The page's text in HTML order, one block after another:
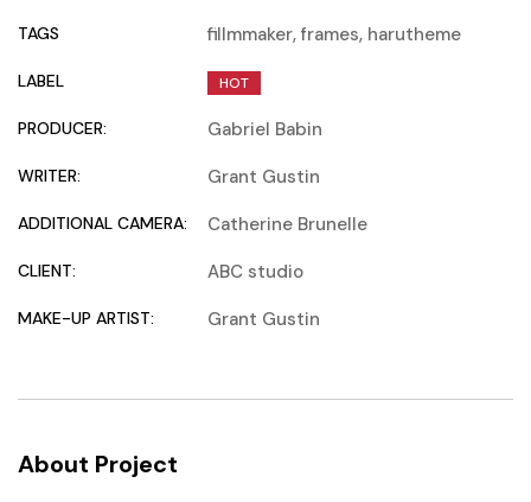
TAGS fillmmaker, frames, harutheme
LABEL HOT
PRODUCER: Gabriel Babin
WRITER: Grant Gustin
ADDITIONAL CAMERA: Catherine Brunelle
CLIENT: ABC studio
MAKE-UP ARTIST: Grant Gustin
About Project